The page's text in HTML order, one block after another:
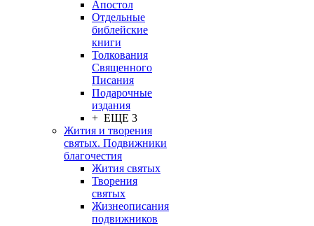
Апостол
Отдельные
библейские
книги
Толкования
Священного
Писания
Подарочные
издания
+ ЕЩЕ 3
Жития и творения
святых. Подвижники
благочестия
Жития святых
Творения
святых
Жизнеописания
подвижников